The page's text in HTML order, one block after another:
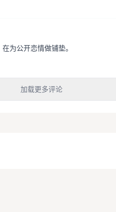
为公开恋情做铺垫。
加载更多评论